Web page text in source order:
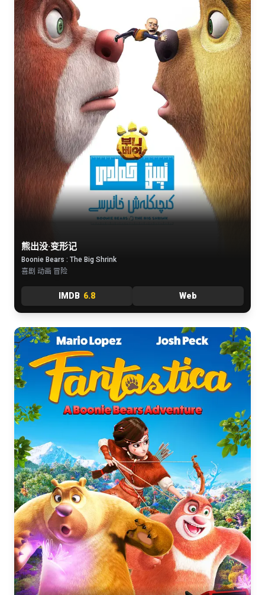
熊出没·变形记
Boonie Bears : The Big Shrink
喜剧 动画 冒险
IMDB 6.8 Web